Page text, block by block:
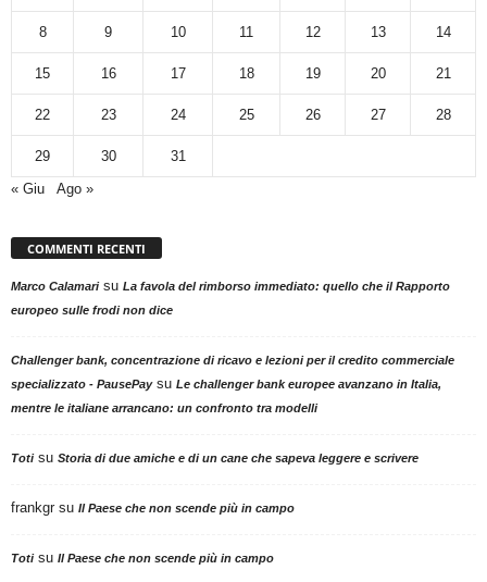
8 9 10 11 12 13 14
15 16 17 18 19 20 21
22 23 24 25 26 27 28
29 30
31
« Giu
Ago »
COMMENTI RECENTI
Marco Calamarisu La favola del rimborso immediato: quello che il Rapporto
europeo sulle frodi non dice
Challenger bank, concentrazione di ricavo e lezioni per il credito commerciale
specializzato - PausePaysu Le challenger bank europee avanzano in Italia,
mentre le italiane arrancano: un confronto tra modelli
Totisu Storia di due amiche e di un cane che sapeva leggere e scrivere
frankgr su Il Paese che non scende più in campo
Totisu Il Paese che non scende più in campo